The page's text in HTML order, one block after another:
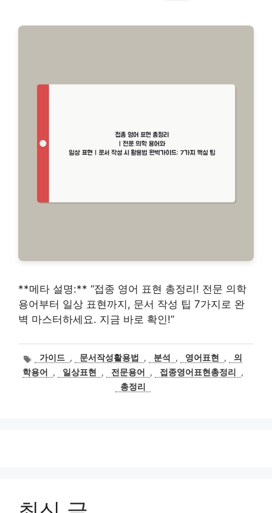
**메타 설명:** “접종 영어 표현 총정리! 전문 의학
용어부터 일상 표현까지, 문서 작성 팁 7가지로 완
벽 마스터하세요. 지금 바로 확인!”
태
그
가이드 , 문서작성활용법 , 분석 , 영어표현 ,
의
학용어
, 일상표현 , 전문용어 , 접종영어표현총정리
,
총정리